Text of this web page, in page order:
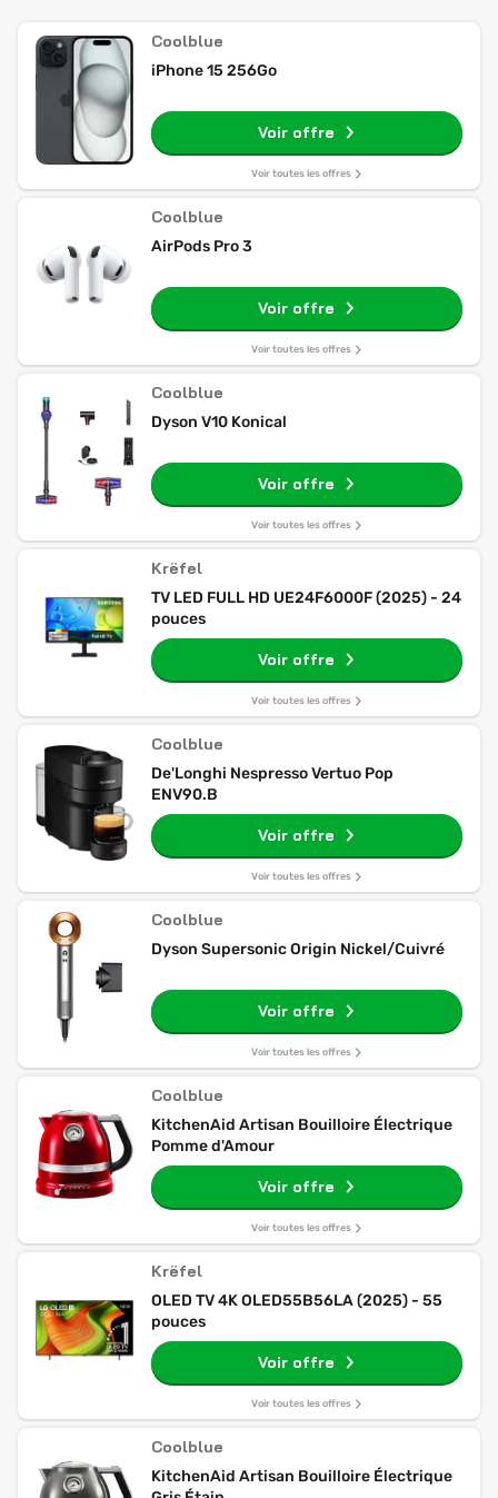
Coolblue
iPhone 15 256Go
Voir offre
Voir toutes les offres
Coolblue
AirPods Pro 3
Voir offre
Voir toutes les offres
Coolblue
Dyson V10 Konical
Voir offre
Voir toutes les offres
Krëfel
TV LED FULL HD UE24F6000F (2025) - 24
pouces
Voir offre
Voir toutes les offres
Coolblue
De'Longhi Nespresso Vertuo Pop
ENV90.B
Voir offre
Voir toutes les offres
Coolblue
Dyson Supersonic Origin Nickel/Cuivré
Voir offre
Voir toutes les offres
Coolblue
KitchenAid Artisan Bouilloire Électrique
Pomme d'Amour
Voir offre
Voir toutes les offres
Krëfel
OLED TV 4K OLED55B56LA (2025) - 55
pouces
Voir offre
Voir toutes les offres
Coolblue
KitchenAid Artisan Bouilloire Électrique